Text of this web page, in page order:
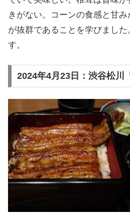
きがない。コーンの食感と甘
が抜群であることを学びまし
す。
2024年4月23日：渋谷松川